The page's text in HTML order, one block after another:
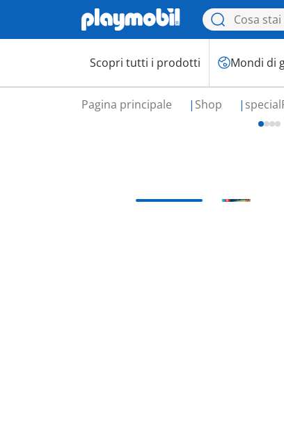
Scopri tutti i prodotti Mondi di
Pagina principale Shop